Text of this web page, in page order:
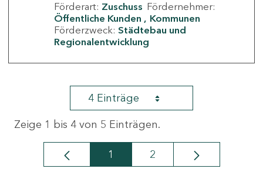
Förderart: Zuschuss Fördernehmer:
Öffentliche Kunden
Kommunen
Förderzweck: Städtebau und
Regionalentwicklung
4 Einträge
Zeige 1 bis 4 von 5 Einträgen.
Seite
1 Seite
2